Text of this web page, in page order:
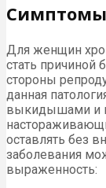
Для женщин
стать причиной
стороны
данная
выкидышами и
оставлять без
заболевания
выраженность: